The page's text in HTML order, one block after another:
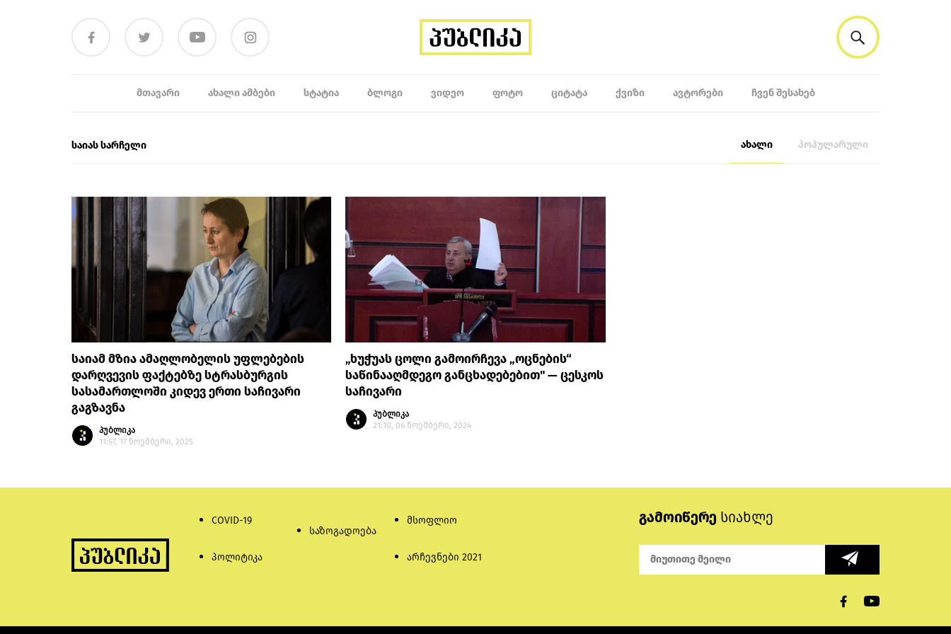
ᲛᲗᲐᲕᲐᲠᲘ ᲐᲮᲐᲚᲘ ᲐᲛᲑᲔᲑᲘ ᲡᲢᲐᲢᲘᲐ ᲑᲚᲝᲒᲘ ᲕᲘᲓᲔᲝ ᲤᲝᲢᲝ ᲪᲘᲢᲐᲢᲐ ᲥᲕᲘᲖᲘ ᲐᲕᲢᲝᲠᲔᲑᲘ ᲩᲕᲔᲜ ᲨᲔᲡᲐᲮᲔᲑ
საიას სარჩელი ახალი პოპულარული
საიამ მზია ამაღლობელის უფლებების
დარღვევის ფაქტებზე სტრასბურგის
სასამართლოში კიდევ ერთი საჩივარი
გაგზავნა
პუბლიკა
11:57, 17 ნოემბერი, 2025
„ხუჭუას ცოლი გამოირჩევა „ოცნების“
საწინააღმდეგო განცხადებებით" — ცესკოს
საჩივარი
პუბლიკა
21:10, 06 ნოემბერი, 2024
COVID-19
პოლიტიკა
საზოგადოება
მსოფლიო
არჩევნები 2021
გამოიწერე სიახლე